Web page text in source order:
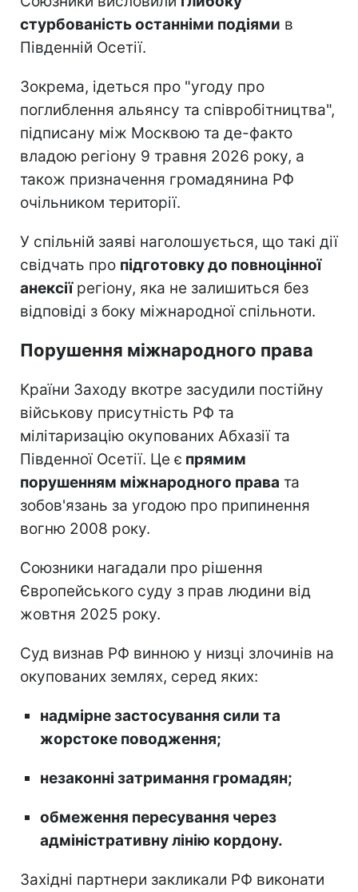
стурбованість останніми подіями в
Південній Осетії.
Зокрема, ідеться про "угоду про
поглиблення альянсу та співробітництва",
підписану між Москвою та де-факто
владою регіону 9 травня 2026 року, а
також призначення громадянина РФ
очільником території.
У спільній заяві наголошується, що такі дії
свідчать про підготовку до повноцінної
анексіїрегіону, яка не залишиться без
відповіді з боку міжнародної спільноти.
Порушення міжнародного права
Країни Заходу вкотре засудили постійну
військову присутність РФ та
мілітаризацію окупованих Абхазії та
Південної Осетії. Це є прямим
порушенням міжнародного права та
зобов'язань за угодою про припинення
вогню 2008 року.
Союзники нагадали про рішення
Європейського суду з прав людини від
жовтня 2025 року.
Суд визнав РФ винною у низці злочинів на
окупованих землях, серед яких:
надмірне застосування сили та
жорстоке поводження;
незаконні затримання громадян;
обмеження пересування через
адміністративну лінію кордону.
Західні партнери закликали РФ виконати